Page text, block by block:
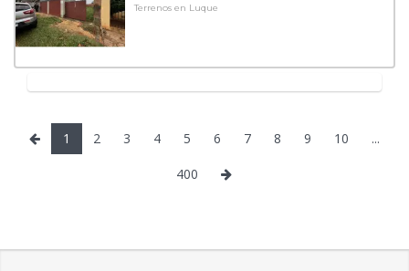
Terrenos en Luque
1 2 3 4 5 6 7 8 9 10 ...
400